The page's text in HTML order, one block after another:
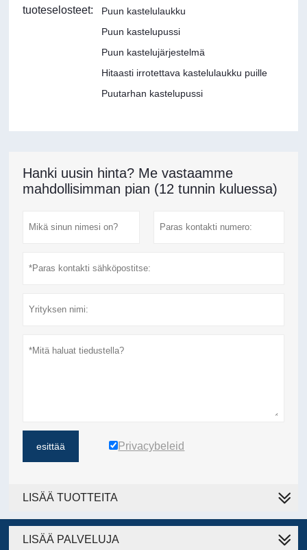
tuoteselosteet:
Puun kastelulaukku
Puun kastelupussi
Puun kastelujärjestelmä
Hitaasti irrotettava kastelulaukku puille
Puutarhan kastelupussi
Hanki uusin hinta? Me vastaamme
mahdollisimman pian (12 tunnin kuluessa)
esittää Privacybeleid
LISÄÄ TUOTTEITA
LISÄÄ PALVELUJA